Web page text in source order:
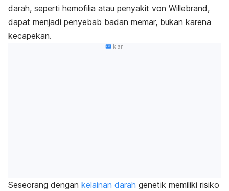
darah, seperti hemofilia atau penyakit von Willebrand,
dapat menjadi penyebab badan memar, bukan karena
kecapekan.
Iklan
Seseorang dengan kelainan darah genetik memiliki risiko